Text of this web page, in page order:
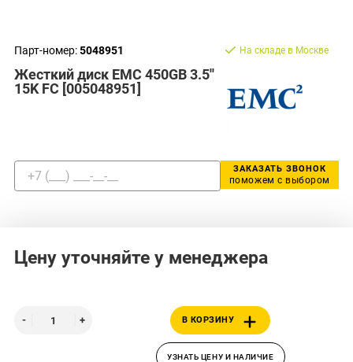
Парт-номер:5048951
Жесткий диск EMC 450GB 3.5''
15K FC [005048951]
На складе в Москве
ЗАКАЗАТЬ ЗВОНОК
поможем с выбором
Цену уточняйте у менеджера
В КОРЗИНУ
УЗНАТЬ ЦЕНУ И НАЛИЧИЕ